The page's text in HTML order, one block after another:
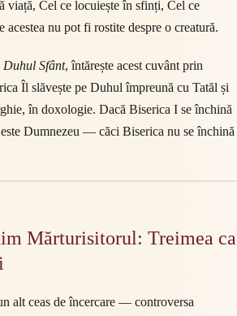
viață, Cel ce locuiește în sfinți, Cel ce
acestea nu pot fi rostite despre o creatură.
Duhul Sfânt, întărește acest cuvânt prin
Îl slăvește pe Duhul împreună cu Tatăl și
în doxologie. Dacă Biserica I se închină
Dumnezeu — căci Biserica nu se închină
Mărturisitorul: Treimea ca
alt ceas de încercare — controversa